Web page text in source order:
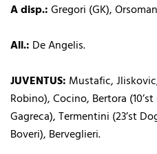
A disp.:Gregori (GK),
All.: De Angelis.
JUVENTUS: Mustafic,
Robino), Cocino, Bertora
Gagreca), Termentini (23’st
Boveri), Berveglieri.